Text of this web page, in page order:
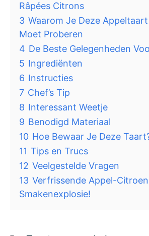
Râpées Citrons
3 Waarom Je Deze
Moet Proberen
4 De Beste Gelegenheden
5 Ingrediënten
6 Instructies
7 Chef’s Tip
8 Interessant Weetje
9 Benodigd Materiaal
10 Hoe Bewaar Je Deze
11 Tips en Trucs
12 Veelgestelde Vragen
13 Verfrissende Appel-
Smakenexplosie!